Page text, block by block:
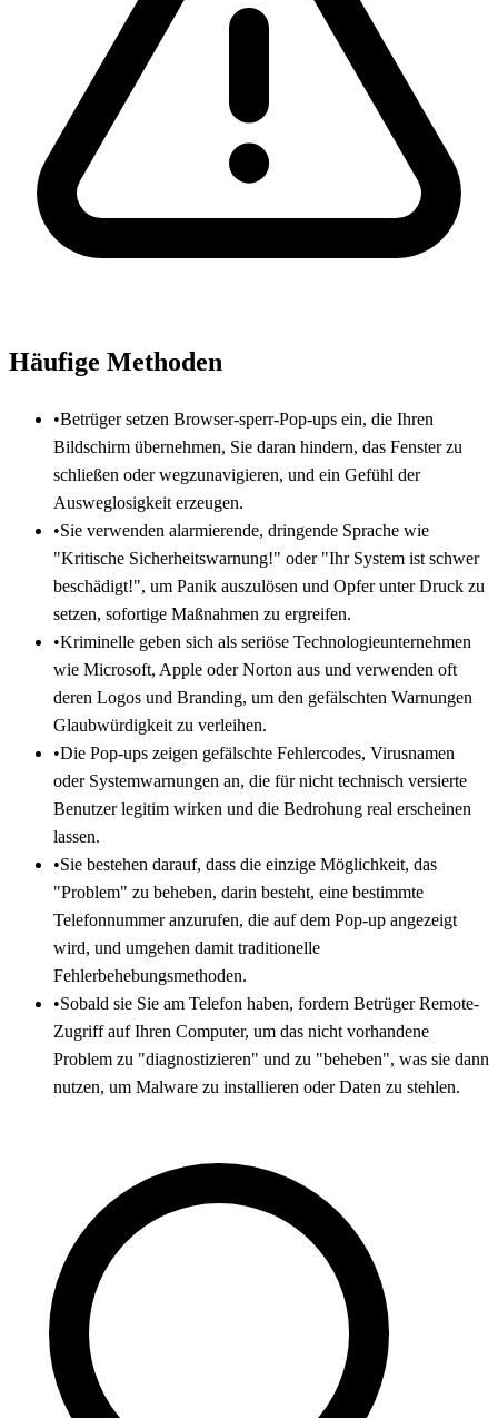
Häufige Methoden
•Betrüger setzen Browser-sperr-Pop-ups ein, die Ihren
Bildschirm übernehmen, Sie daran hindern, das Fenster zu
schließen oder wegzunavigieren, und ein Gefühl der
Ausweglosigkeit erzeugen.
•Sie verwenden alarmierende, dringende Sprache wie
"Kritische Sicherheitswarnung!" oder "Ihr System ist schwer
beschädigt!", um Panik auszulösen und Opfer unter Druck zu
setzen, sofortige Maßnahmen zu ergreifen.
•Kriminelle geben sich als seriöse Technologieunternehmen
wie Microsoft, Apple oder Norton aus und verwenden oft
deren Logos und Branding, um den gefälschten Warnungen
Glaubwürdigkeit zu verleihen.
•Die Pop-ups zeigen gefälschte Fehlercodes, Virusnamen
oder Systemwarnungen an, die für nicht technisch versierte
Benutzer legitim wirken und die Bedrohung real erscheinen
lassen.
•Sie bestehen darauf, dass die einzige Möglichkeit, das
"Problem" zu beheben, darin besteht, eine bestimmte
Telefonnummer anzurufen, die auf dem Pop-up angezeigt
wird, und umgehen damit traditionelle
Fehlerbehebungsmethoden.
•Sobald sie Sie am Telefon haben, fordern Betrüger Remote-
Zugriff auf Ihren Computer, um das nicht vorhandene
Problem zu "diagnostizieren" und zu "beheben", was sie dann
nutzen, um Malware zu installieren oder Daten zu stehlen.